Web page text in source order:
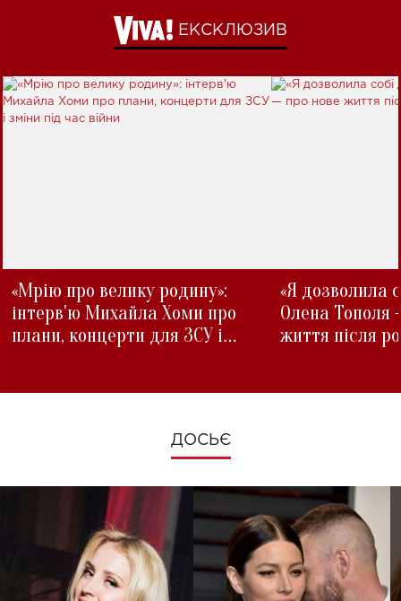
ЕКСКЛЮЗИВ
«Мрію про велику родину»:
інтерв'ю Михайла Хоми про
плани, концерти для ЗСУ і
«Я дозволила
Олена Тополя
життя після
ДОСЬЄ